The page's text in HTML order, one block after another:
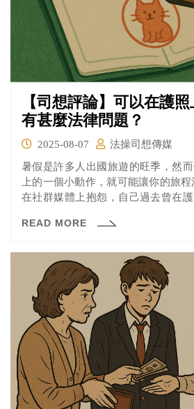
【司想評論】可以在護
有甚麼法律問題？
2025-08-07
法操司想傳媒
暑假是許多人出國旅遊的旺季，然
上的一個小動作，就可能讓你的旅
在社群媒體上抱怨，自己過去曾在護
利出境。這名網友將責任歸咎於地勤
READ MORE